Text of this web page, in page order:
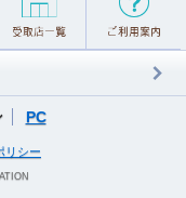
PC
リシー